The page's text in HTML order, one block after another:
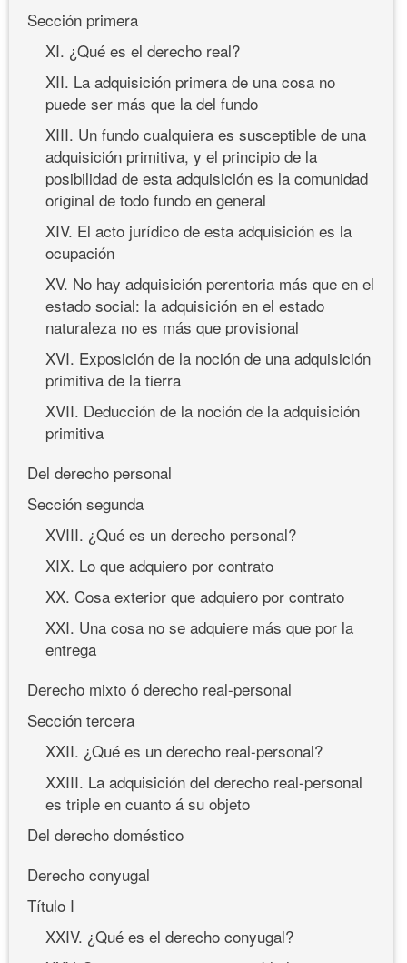
Sección primera
XI. ¿Qué es el derecho real?
XII. La adquisición primera de una cosa no
puede ser más que la del fundo
XIII. Un fundo cualquiera es susceptible de una
adquisición primitiva, y el principio de la
posibilidad de esta adquisición es la comunidad
original de todo fundo en general
XIV. El acto jurídico de esta adquisición es la
ocupación
XV. No hay adquisición perentoria más que en el
estado social: la adquisición en el estado
naturaleza no es más que provisional
XVI. Exposición de la noción de una adquisición
primitiva de la tierra
XVII. Deducción de la noción de la adquisición
primitiva
Del derecho personal
Sección segunda
XVIII. ¿Qué es un derecho personal?
XIX. Lo que adquiero por contrato
XX. Cosa exterior que adquiero por contrato
XXI. Una cosa no se adquiere más que por la
entrega
Derecho mixto ó derecho real-personal
Sección tercera
XXII. ¿Qué es un derecho real-personal?
XXIII. La adquisición del derecho real-personal
es triple en cuanto á su objeto
Del derecho doméstico
Derecho conyugal
Título I
XXIV. ¿Qué es el derecho conyugal?